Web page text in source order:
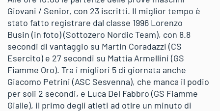
Giovani / Senior, con 23 iscritti. Il miglior tempo è
stato fatto registrare dal classe 1996 Lorenzo
Busin (in foto) (Sottozero Nordic Team), con 8.8
secondi di vantaggio su Martin Coradazzi (CS
Esercito) e 27 secondi su Mattia Armellini (GS
Fiamme Oro). Tra i migliori 5 di giornata anche
Giacomo Petrini (ASC Sesvenna), che manca il podio
per soli 2 secondi, e Luca Del Fabbro (GS Fiamme
Gialle), il primo degli atleti ad otlre un minuto di